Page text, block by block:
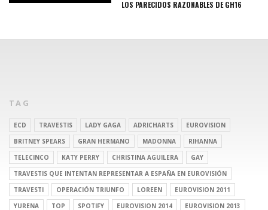
LOS PARECIDOS RAZONABLES DE GH16
TAG
ECD TRAVESTIS LADY GAGA ADRICHARTS
EUROVISION
BRITNEY SPEARS
GRAN HERMANO MADONNA
RIHANNA
TELECINCO
KATY PERRY CHRISTINA AGUILERA
GAY
TRAVESTIS QUE INTENTAN REPRESENTAR A ESPAÑA EN EUROVISIÓN
TRAVESTI
OPERACIÓN TRIUNFO LOREEN
EUROVISION 2011
YURENA
TOP SPOTIFY EUROVISION 2014
EUROVISION 2013